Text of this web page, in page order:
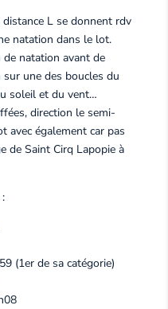
L se donnent rdv
natation dans le lot.
natation avant de
une des boucles du
soleil et du vent…
direction le semi-
avec également car pas
de Saint Cirq Lapopie à
(1er de sa catégorie)